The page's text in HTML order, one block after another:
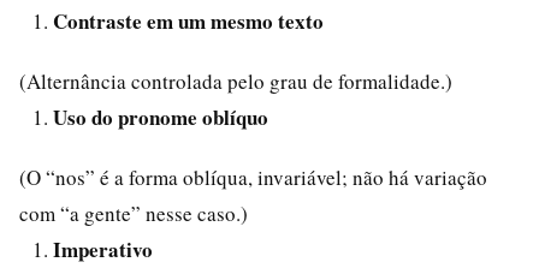
Contraste em um mesmo texto
(Alternância controlada pelo grau de formalidade.)
Uso do pronome oblíquo
(O “nos” é a forma oblíqua, invariável; não há variação
com “a gente” nesse caso.)
Imperativo